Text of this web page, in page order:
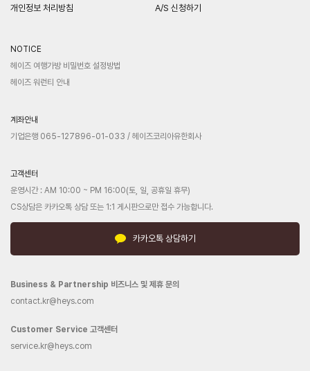
개인정보 처리방침 A/S 신청하기
NOTICE
헤이즈 여행가방 비밀번호 설정방법
헤이즈 워런티 안내
계좌안내
기업은행 065-127896-01-033 / 헤이즈코리아유한회사
고객센터
운영시간 : AM 10:00 ~ PM 16:00(토, 일, 공휴일 휴무)
CS상담은 카카오톡 상담 또는 1:1 게시판으로만 접수 가능합니다.
카카오톡 상담하기
Business & Partnership 비즈니스 및 제휴 문의
contact.kr@heys.com
Customer Service 고객센터
service.kr@heys.com